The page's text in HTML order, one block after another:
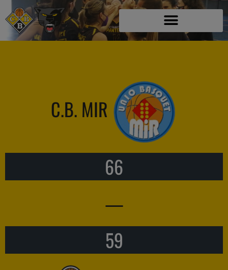
C.B. MIR
66
—
59